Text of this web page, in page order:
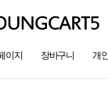
이지 장바구니 개